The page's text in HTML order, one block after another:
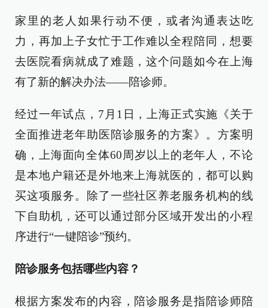
家里的老人如果行动不便，或者沟通表达吃
力，再加上子女忙于工作难以全程陪同，想要
去医院看病就成了难题，这个问题如今在上海
有了新的解决办法——陪诊师。
经过一年试点，7月1日，上海正式实施《关于
全面推进老年助医陪诊服务的方案》。方案明
确，上海面向全体60周岁以上的老年人，不论
是本地户籍还是外地来上海就医的，都可以购
买这项服务。除了一些社区养老服务机构的线
下自助机，还可以通过部分区域开发出的小程
序进行“一键陪诊”预约。
陪诊服务包括哪些内容？
根据方案发布的内容，陪诊服务是指陪诊师陪